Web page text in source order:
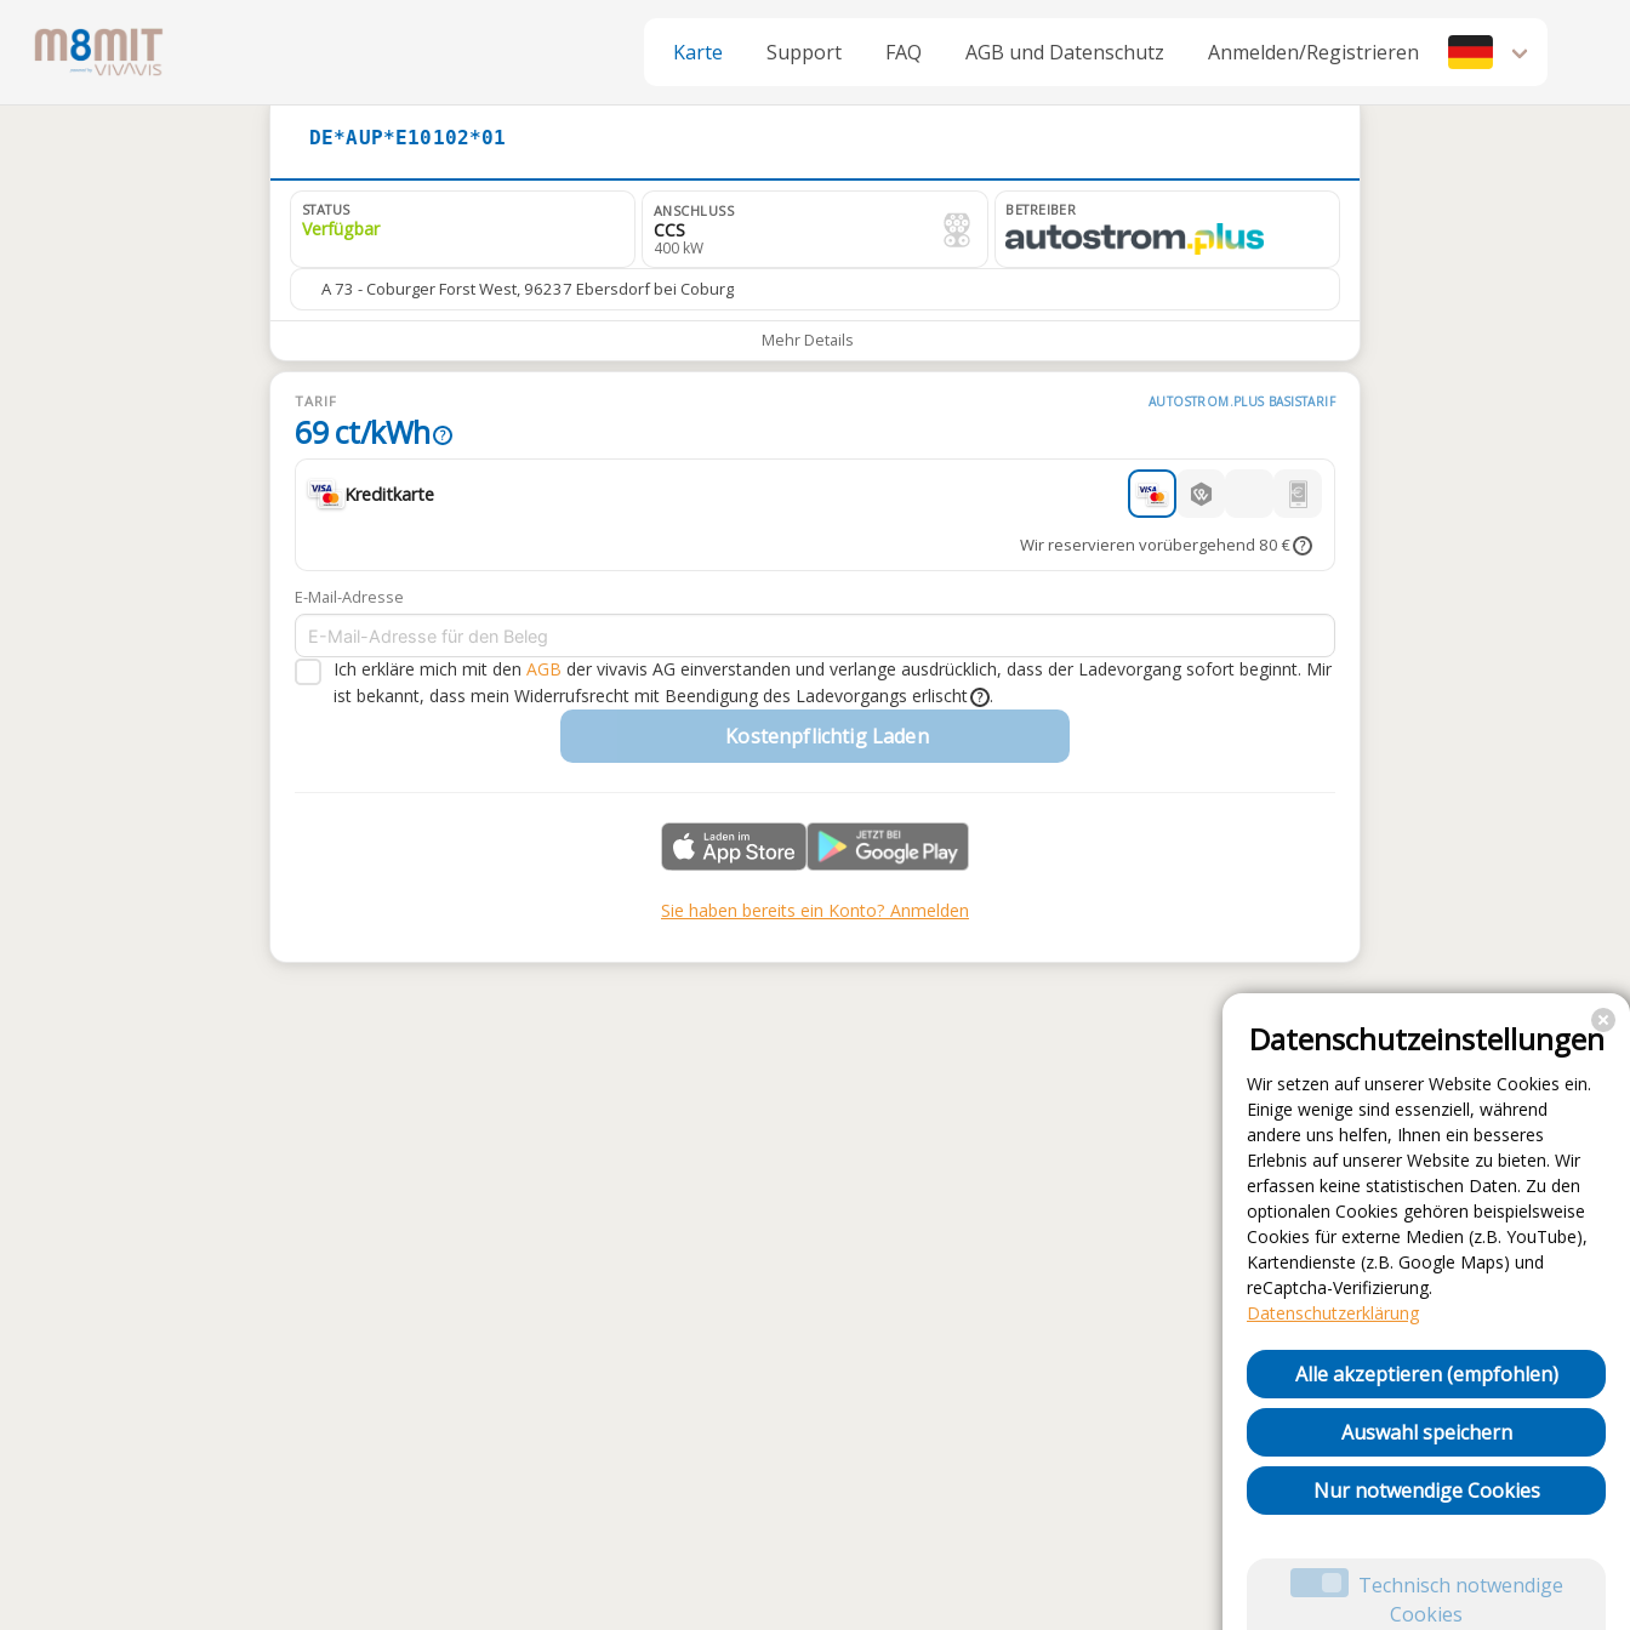
Karte Support FAQ AGB und Datenschutz Anmelden/Registrieren
DE*AUP*E10102*01
STATUS
Verfügbar
ANSCHLUSS
CCS
400 kW
BETREIBER
A 73 - Coburger Forst West, 96237 Ebersdorf bei Coburg
Mehr Details
TARIF AUTOSTROM.PLUS BASISTARIF
69 ct/kWh ?
Kreditkarte
Wir reservieren vorübergehend 80 € ?
E-Mail-Adresse
Ich erkläre mich mit den AGB der vivavis AG einverstanden und verlange ausdrücklich, dass der Ladevorgang sofort beginnt. Mir
ist bekannt, dass mein Widerrufsrecht mit Beendigung des Ladevorgangs erlischt ? .
Kostenpflichtig Laden
Sie haben bereits ein Konto? Anmelden
Datenschutzeinstellungen
Wir setzen auf unserer Website Cookies ein.
Einige wenige sind essenziell, während
andere uns helfen, Ihnen ein besseres
Erlebnis auf unserer Website zu bieten. Wir
erfassen keine statistischen Daten. Zu den
optionalen Cookies gehören beispielsweise
Cookies für externe Medien (z.B. YouTube),
Kartendienste (z.B. Google Maps) und
reCaptcha-Verifizierung.
Datenschutzerklärung
Alle akzeptieren (empfohlen)
Auswahl speichern
Nur notwendige Cookies
Technisch notwendige
Cookies